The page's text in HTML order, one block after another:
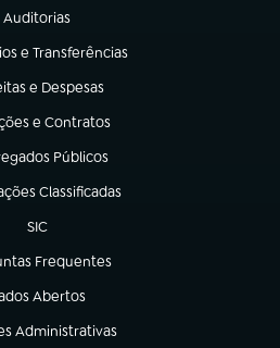
Auditorias
(abre em nova aba)
e Transferências
nova aba)
e Despesas
em nova aba)
e Contratos
nova aba)
Públicos
em nova aba)
Classificadas
nova aba)
SIC
(abre em nova aba)
Frequentes
nova aba)
Abertos
em nova aba)
Administrativas
nova aba)